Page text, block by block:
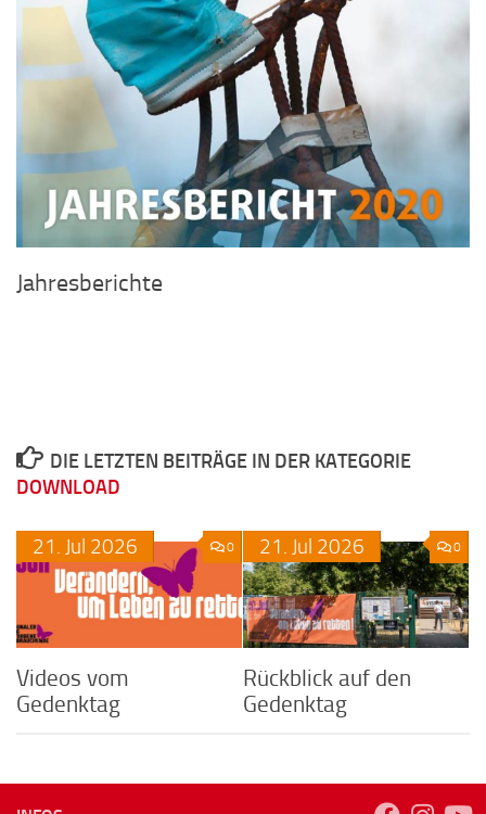
Jahresberichte
DIE LETZTEN BEITRÄGE IN DER KATEGORIE
DOWNLOAD
0
21. Jul 2026
Videos vom
Gedenktag
0
21. Jul 2026
Rückblick auf den
Gedenktag